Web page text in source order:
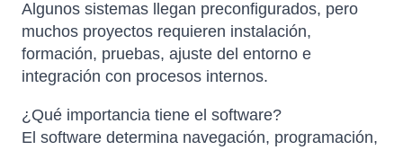
Algunos sistemas llegan preconfigurados, pero
muchos proyectos requieren instalación,
formación, pruebas, ajuste del entorno e
integración con procesos internos.
¿Qué importancia tiene el software?
El software determina navegación, programación,